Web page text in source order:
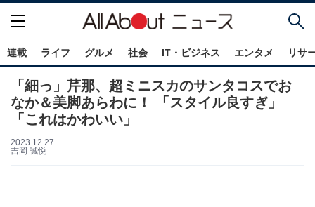
連載 ライフ グルメ 社会 IT・ビジネス エンタメ リサ
「細っ」芹那、超ミニスカのサンタコスでお
なか＆美脚あらわに！ 「スタイル良すぎ」
「これはかわいい」
2023.12.27
吉岡 誠悦